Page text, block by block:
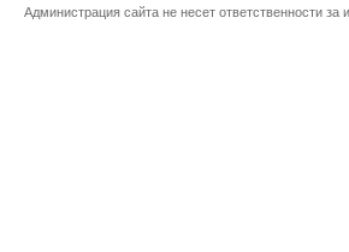
Администрация сайта не несет ответственности